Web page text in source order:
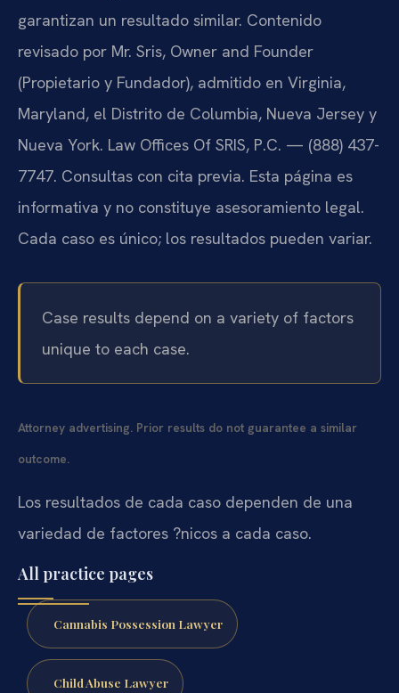
garantizan un resultado similar. Contenido
revisado por Mr. Sris, Owner and Founder
(Propietario y Fundador), admitido en Virginia,
Maryland, el Distrito de Columbia, Nueva Jersey y
Nueva York. Law Offices Of SRIS, P.C. — (888) 437-
7747. Consultas con cita previa. Esta página es
informativa y no constituye asesoramiento legal.
Cada caso es único; los resultados pueden variar.
Case results depend on a variety of factors
unique to each case.
Attorney advertising. Prior results do not guarantee a similar
outcome.
Los resultados de cada caso dependen de una
variedad de factores ?nicos a cada caso.
All practice pages
Cannabis Possession Lawyer
Child Abuse Lawyer